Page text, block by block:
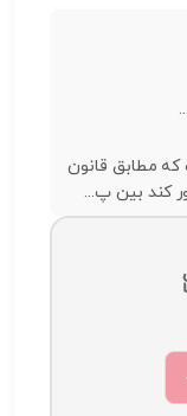
مطابق قانون
کند بین پ...